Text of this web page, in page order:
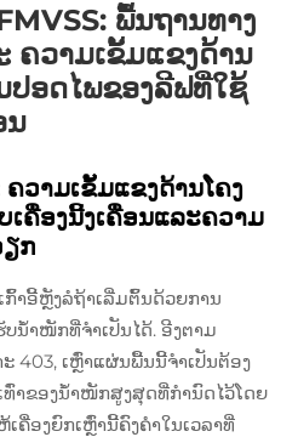
ພື້ນຖານທາງ
ວາມເຂັ້ມແຂງດ້ານ
ປອດໄພຂອງລີຟທີ່ໃຊ້
ນ
ວາມເຂັ້ມແຂງດ້ານໂຄງ
ຄື່ອງນີ້ງເຄື່ອນແລະຄວາມ
ຽກ
ກົ້າອີ້ຫຼັງລໍຖ້າເລີ່ມຕົ້ນດ້ວຍການ
ນ້ຳໜັກທີ່ຈຳເປັນໄດ້. ອີງຕາມ
403, ເຫຼົ່າແຜ່ນພື້ນນີ້ຈຳເປັນຕ້ອງ
ທົ່າຂອງນ້ຳໜັກສູງສຸດທີ່ກຳນົດໄວ້ໂດຍ
ຄື່ອງຍົກເຫຼົ່ານີ້ຄົງຄຳໃນເວລາທີ່